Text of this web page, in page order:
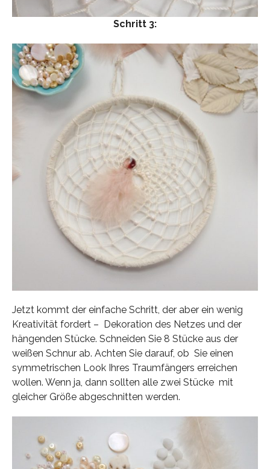
Schritt 3:
Jetzt kommt der einfache Schritt, der aber ein wenig
Kreativität fordert – Dekoration des Netzes und der
hängenden Stücke. Schneiden Sie 8 Stücke aus der
weißen Schnur ab. Achten Sie darauf, ob Sie einen
symmetrischen Look Ihres Traumfängers erreichen
wollen. Wenn ja, dann sollten alle zwei Stücke mit
gleicher Größe abgeschnitten werden.